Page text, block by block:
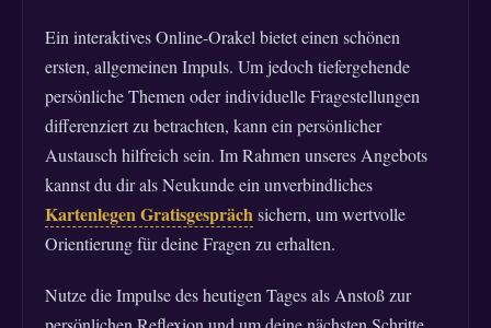
Ein interaktives Online-Orakel bietet einen schönen
ersten, allgemeinen Impuls. Um jedoch tiefergehende
persönliche Themen oder individuelle Fragestellungen
differenziert zu betrachten, kann ein persönlicher
Austausch hilfreich sein. Im Rahmen unseres Angebots
kannst du dir als Neukunde ein unverbindliches
Kartenlegen Gratisgesprächsichern, um wertvolle
Orientierung für deine Fragen zu erhalten.
Nutze die Impulse des heutigen Tages als Anstoß zur